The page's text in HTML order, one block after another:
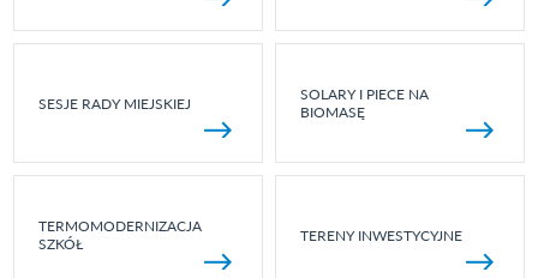
SESJE RADY MIEJSKIEJ
SOLARY I PIECE NA
BIOMASĘ
TERMOMODERNIZACJA
SZKÓŁ
TERENY INWESTYCYJNE